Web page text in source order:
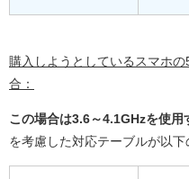
購入しようとしているスマホ
合：
この場合は3.6～4.1GHzを使用
を考慮した対応テーブルが以下